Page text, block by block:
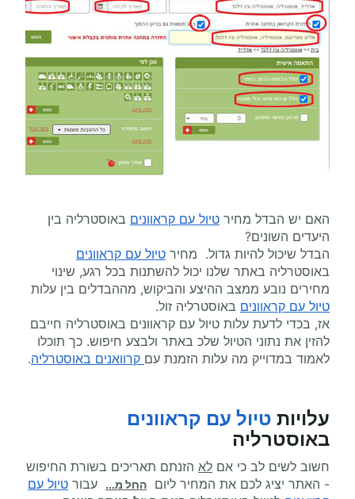
האם יש הבדל מחיר טיול עם קראוונים באוסטרליה בין
היעדים השונים?
הבדל שיכול להיות גדול. מחיר טיול עם קראוונים
באוסטרליה באתר שלנו יכול להשתנות בכל רגע, שינוי
מחירים נובע ממצב ההיצע והביקוש, מההבדלים בין עלות
טיול עם קראוונים באוסטרליה זול.
אז, בכדי לדעת עלות טיול עם קראוונים באוסטרליה חייבם
להזין את נתוני הטיול שלכ באתר ולבצע חיפוש. כך תוכלו
לאמוד במדוייק מה עלות הזמנת עם קרוואנים באוסטרליה.
עלויות טיול עם קראוונים
באוסטרליה
חשוב לשים לב כי אם לא הזנתם תאריכים בשורת החיפוש
- האתר יציג לכם את המחיר ליום החל מ... עבור טיול עם